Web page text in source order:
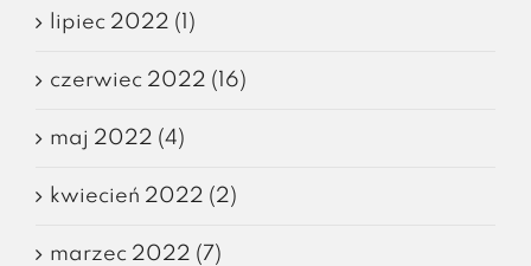
lipiec 2022 (1)
czerwiec 2022 (16)
maj 2022 (4)
kwiecień 2022 (2)
marzec 2022 (7)